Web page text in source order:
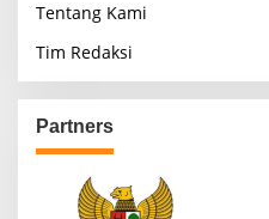
Tentang Kami
Tim Redaksi
Partners